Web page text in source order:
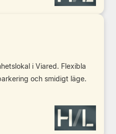
i Viared. Flexibla
och smidigt läge.